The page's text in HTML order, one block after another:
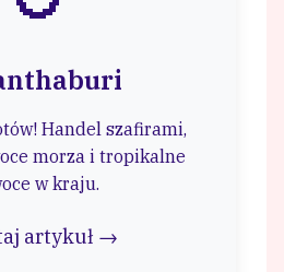
Handel szafirami,
morza i tropikalne
w kraju.
artykuł →